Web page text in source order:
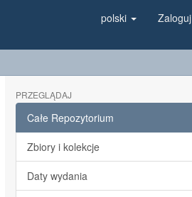
polski Zaloguj
PRZEGLĄDAJ
Całe Repozytorium
Zbiory i kolekcje
Daty wydania